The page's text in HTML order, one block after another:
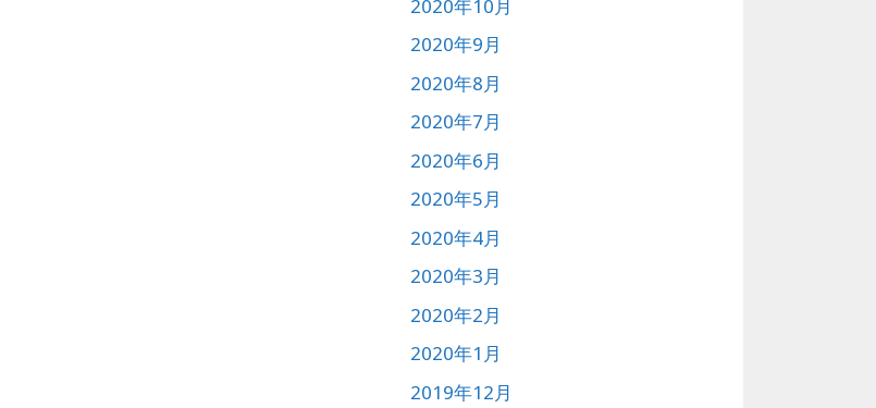
2020年10月
2020年9月
2020年8月
2020年7月
2020年6月
2020年5月
2020年4月
2020年3月
2020年2月
2020年1月
2019年12月